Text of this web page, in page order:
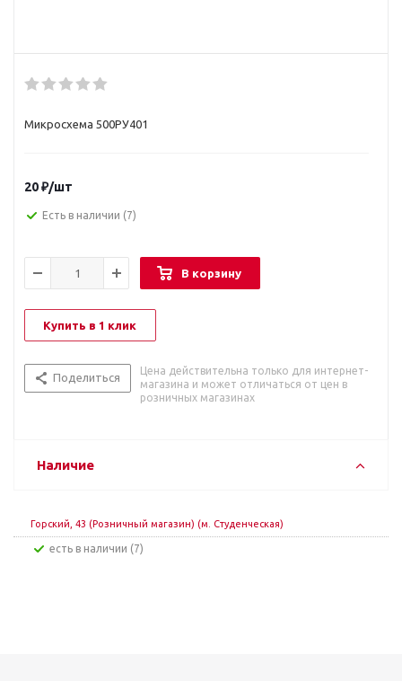
Микросхема 500РУ401
20₽/шт
Есть в наличии (7)
В корзину
Купить в 1 клик
Поделиться
Цена действительна только для интернет-
магазина и может отличаться от цен в
розничных магазинах
Наличие
Горский, 43 (Розничный магазин) (м. Студенческая)
Есть в наличии (7)